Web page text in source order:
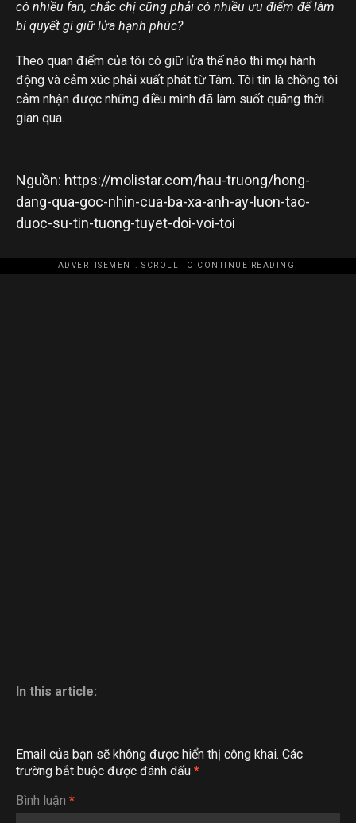
có nhiều fan, chắc chị cũng phải có nhiều ưu điểm để làm
bí quyết gì giữ lửa hạnh phúc?
Theo quan điểm của tôi có giữ lửa thế nào thì mọi hành
động và cảm xúc phải xuất phát từ Tâm. Tôi tin là chồng tôi
cảm nhận được những điều mình đã làm suốt quãng thời
gian qua.
Nguồn: https://molistar.com/hau-truong/hong-
dang-qua-goc-nhin-cua-ba-xa-anh-ay-luon-tao-
duoc-su-tin-tuong-tuyet-doi-voi-toi
ADVERTISEMENT. SCROLL TO CONTINUE READING.
In this article:
Email của bạn sẽ không được hiển thị công khai. Các
trường bắt buộc được đánh dấu *
Bình luận *